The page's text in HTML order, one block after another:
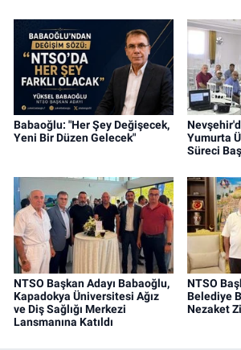
Babaoğlu: "Her Şey Değişecek,
Yeni Bir Düzen Gelecek"
Yumurta
Süreci
NTSO Başkan Adayı Babaoğlu,
Kapadokya Üniversitesi Ağız
ve Diş Sağlığı Merkezi
Lansmanına Katıldı
NTSO
Belediye
Nezaket